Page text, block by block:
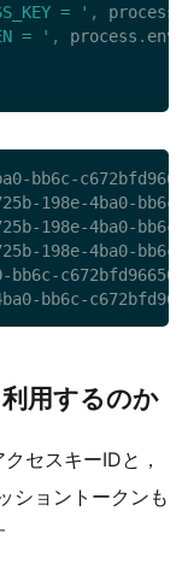
= ' , process
= ' , process . env
bb6c-
c672bfd96650
用するのか
セスキーIDと，
ショントークンも